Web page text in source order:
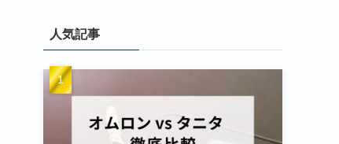
人気記事